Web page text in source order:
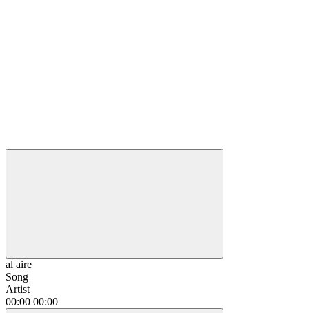
al aire
Song
Artist
00:00 00:00